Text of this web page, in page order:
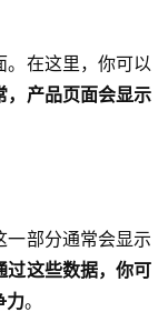
。在这里，你可以
，产品页面会显示
一部分通常会显示
过这些数据，你可
力。